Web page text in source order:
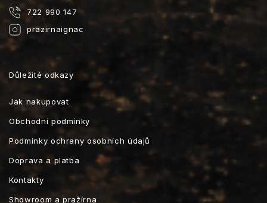
722 990 147
prazirnaignac
Důležité odkazy
Jak nakupovat
Obchodní podmínky
Podmínky ochrany osobních údajů
Doprava a platba
Kontakty
Showroom a pražírna